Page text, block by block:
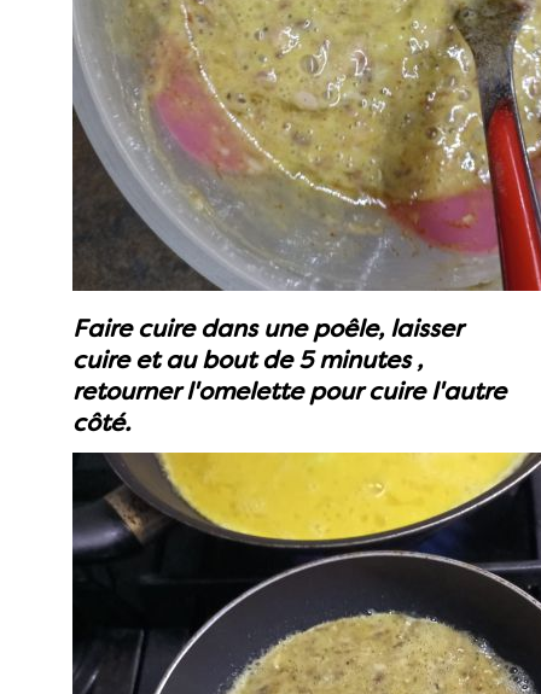
Faire cuire dans une poêle, laisser
cuire et au bout de 5 minutes ,
retourner l'omelette pour cuire l'autre
côté.